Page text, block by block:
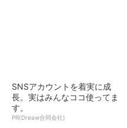
SNSアカウントを着実に成
長。実はみんなココ使ってま
す。
PR(Dreaw合同会社)